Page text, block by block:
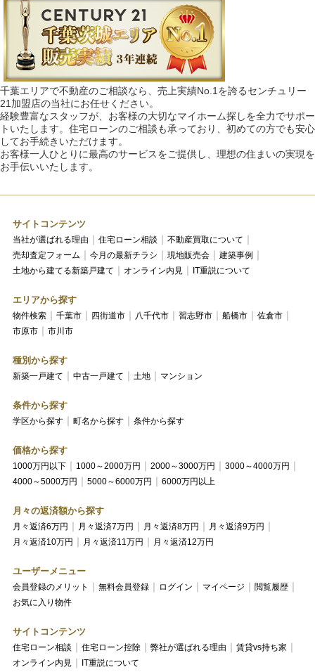
千葉エリアで不動産のご相談なら、売上実績No.1を誇るセンチュリー
21加盟店の当社にお任せください。
経験豊富なスタッフが、お客様の大切なマイホーム探しを全力でサポー
トいたします。住宅ローンのご相談も承っており、初めての方でも安心
してお手続きいただけます。
お客様一人ひとりに最高のサービスをご提供し、理想の住まいの実現を
お手伝いいたします。
サイトコンテンツ
当社が選ばれる理由 住宅ローン相談
不動産買取について
売却査定フォーム
今月の最新チラシ 現地販売会
建築事例
土地から建てる新築戸建て
オンライン内見 IT重説について
エリアから探す
物件検索 千葉市 四街道市 八千代市 習志野市 船橋市
佐倉市
市原市
市川市
種別から探す
新築一戸建て 中古一戸建て 土地 マンション
条件から探す
学区から探す 町名から探す 条件から探す
価格から探す
1000万円以下 1000～2000万円 2000～3000万円
3000～4000万円
4000～5000万円
5000～6000万円 6000万円以上
月々の返済額から探す
月々返済6万円 月々返済7万円 月々返済8万円
月々返済9万円
月々返済10万円
月々返済11万円 月々返済12万円
ユーザーメニュー
会員登録のメリット 無料会員登録 ログイン マイページ
閲覧履歴
お気に入り物件
サイトコンテンツ
住宅ローン相談 住宅ローン控除 弊社が選ばれる理由
賃貸vs持ち家
オンライン内見
IT重説について